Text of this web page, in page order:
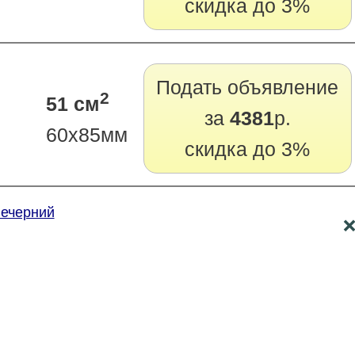
скидка до 3%
51 см2
60х85мм
Подать объявление
за 4381р.
скидка до 3%